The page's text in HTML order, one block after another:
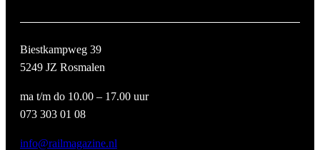
Biestkampweg 39
5249 JZ Rosmalen
ma t/m do 10.00 – 17.00 uur
073 303 01 08
info@railmagazine.nl